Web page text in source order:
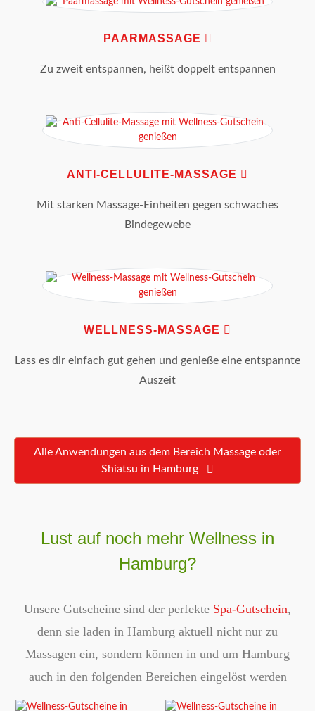
PAARMASSAGE
Zu zweit entspannen, heißt doppelt entspannen
ANTI-CELLULITE-MASSAGE
Mit starken Massage-Einheiten gegen schwaches
Bindegewebe
WELLNESS-MASSAGE
Lass es dir einfach gut gehen und genieße eine entspannte
Auszeit
Alle Anwendungen aus dem Bereich Massage oder
Shiatsu in Hamburg
Lust auf noch mehr Wellness in
Hamburg?
Unsere Gutscheine sind der perfekte Spa-Gutschein,
denn sie laden in Hamburg aktuell nicht nur zu
Massagen ein, sondern können in und um Hamburg
auch in den folgenden Bereichen eingelöst werden